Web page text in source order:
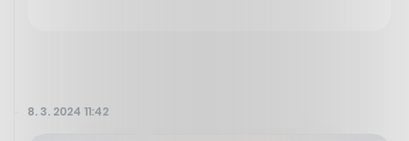
8. 3. 2024 11:42